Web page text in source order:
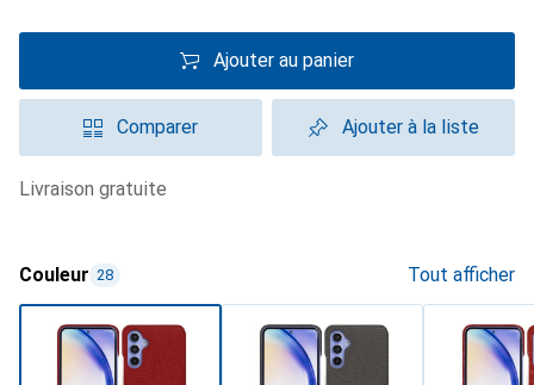
Ajouter au panier
Comparer Ajouter à la liste
livraison gratuite
Couleur 28 Tout afficher